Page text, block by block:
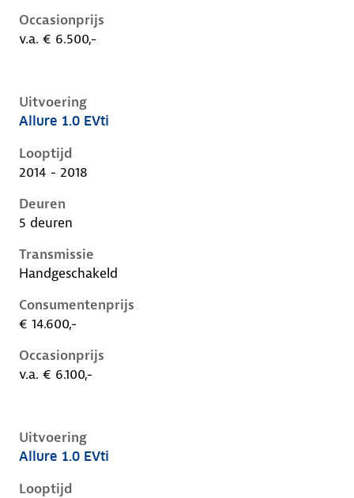
Occasionprijs
v.a. € 6.500,-
Uitvoering
Peugeot 108 i, 1.0 evti, 50 kW, Benzine, 5 deuren
Allure 1.0 EVti
Looptijd
2014 - 2018
Deuren
5 deuren
Transmissie
Handgeschakeld
Consumentenprijs
€ 14.600,-
Occasionprijs
v.a. € 6.100,-
Uitvoering
Peugeot 108 i, 1.0 evti, 50 kW, Benzine, 3 deuren
Allure 1.0 EVti
Looptijd